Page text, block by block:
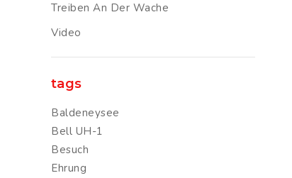
Treiben An Der Wache
Video
tags
Baldeneysee
Bell UH-1
Besuch
Ehrung